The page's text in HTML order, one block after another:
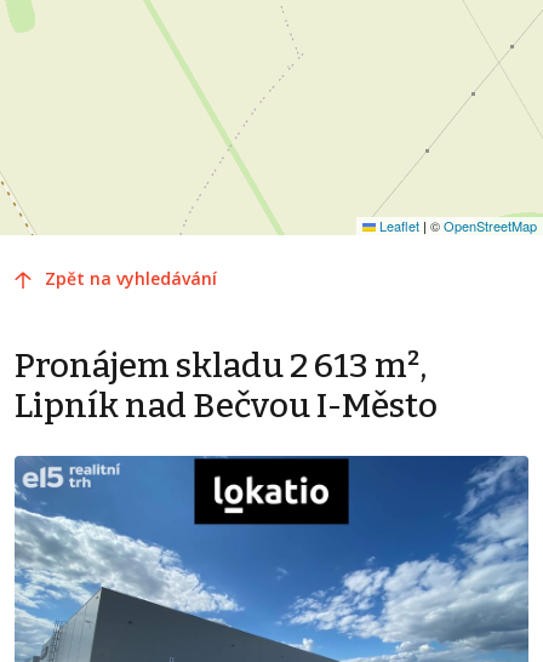
Leaflet | ©OpenStreetMap
Zpět na vyhledávání
Pronájem skladu 2 613 m²,
Lipník nad Bečvou I-Město